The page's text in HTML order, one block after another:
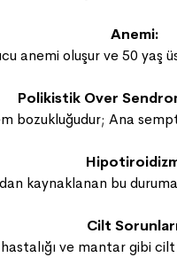
Anemi:
anemi oluşur ve 50
Polikistik Over
bozukluğudur; Ana
kaynaklanan bu
Cilt
ve mantar gibi